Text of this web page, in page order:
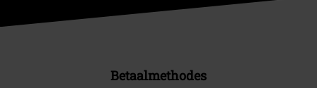
Betaalmethodes